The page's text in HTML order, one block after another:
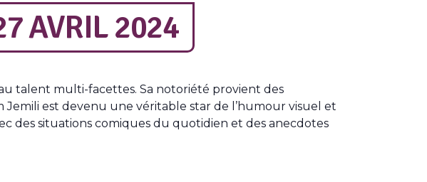
AVRIL 2024
talent multi-facettes. Sa notoriété provient des
est devenu une véritable star de l’humour visuel et
des situations comiques du quotidien et des anecdotes